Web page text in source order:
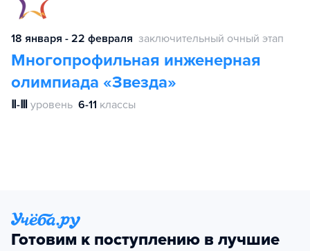
18 января - 22 февраля заключительный очный этап
Многопрофильная инженерная
олимпиада «Звезда»
Ⅱ-Ⅲ уровень 6-11 классы
Готовим к поступлению в лучшие